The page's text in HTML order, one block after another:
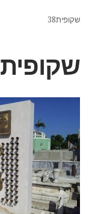
שקופית38
שקופית38